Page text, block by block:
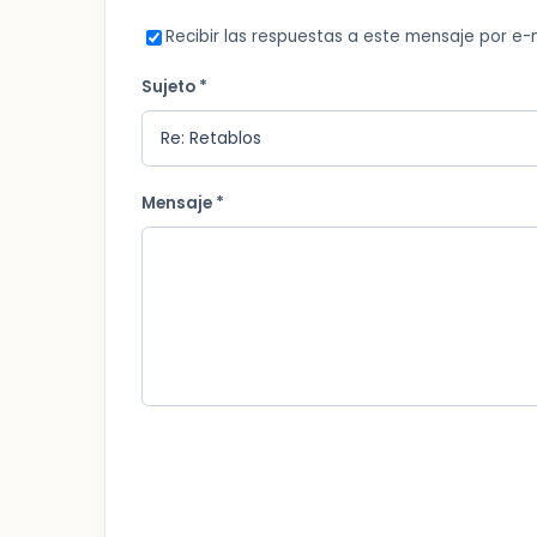
Recibir las respuestas a este mensaje por e-
Sujeto *
Mensaje *